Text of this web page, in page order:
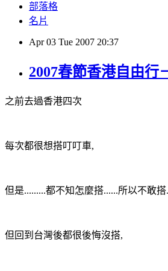
部落格
名片
Apr 03 Tue 2007 20:37
2007春節香港自由行
之前去過香港四次
每次都很想搭叮叮車,
但是.........都不知怎麼搭......所以不敢搭
但回到台灣後都很後悔沒搭,